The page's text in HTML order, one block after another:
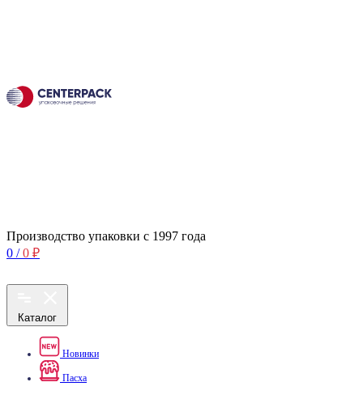
Производство упаковки с 1997 года
0 / 0 ₽
Каталог
Новинки
Пасха